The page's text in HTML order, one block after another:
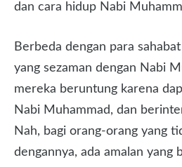
dan cara hidup Nabi
Berbeda dengan para
yang sezaman dengan Nabi
mereka beruntung karena
Nabi Muhammad, dan
Nah, bagi orang-orang yang
dengannya, ada amalan yang